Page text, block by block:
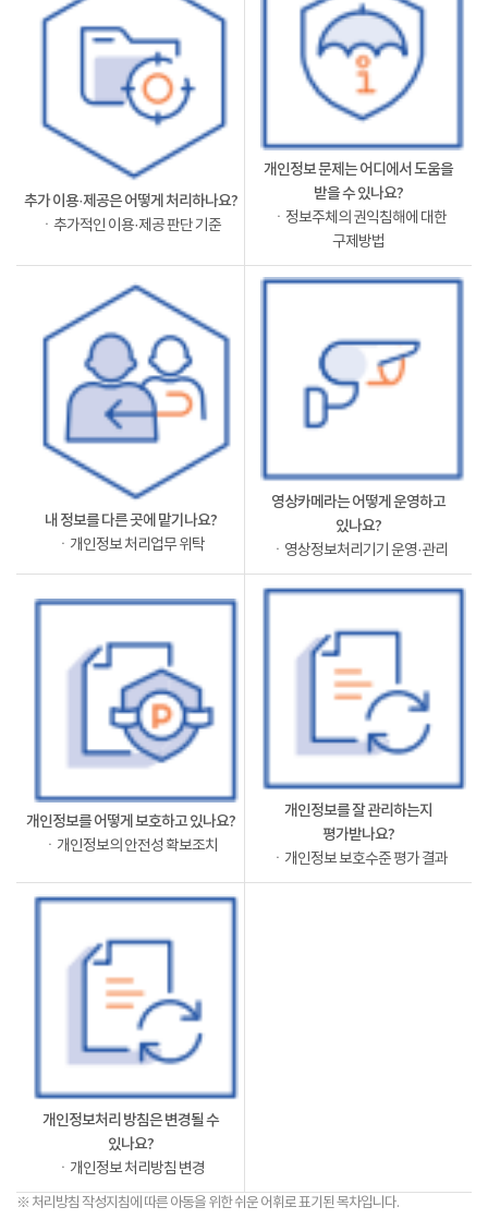
추가 이용·제공은 어떻게 처리하나요?
ㆍ추가적인 이용·제공 판단 기준
개인정보 문제는 어디에서 도움을
받을 수 있나요?
ㆍ정보주체의 권익침해에 대한
구제방법
내 정보를 다른 곳에 맡기나요?
ㆍ개인정보 처리업무 위탁
영상카메라는 어떻게 운영하고
있나요?
ㆍ영상정보처리기기 운영·관리
개인정보를 어떻게 보호하고 있나요?
ㆍ개인정보의 안전성 확보조치
개인정보를 잘 관리하는지
평가받나요?
ㆍ개인정보 보호수준 평가 결과
개인정보처리 방침은 변경될 수
있나요?
ㆍ개인정보 처리방침 변경
※ 처리방침 작성지침에 따른 아동을 위한 쉬운 어휘로 표기된 목차입니다.